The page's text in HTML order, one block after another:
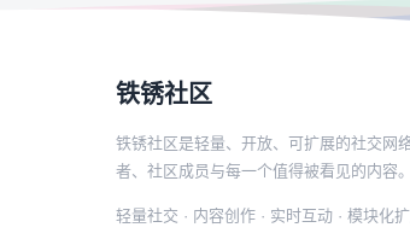
铁锈社区
铁锈社区是轻量、开放、可扩展的社交网
者、社区成员与每一个值得被看见的内容。
轻量社交 · 内容创作 · 实时互动 · 模块化